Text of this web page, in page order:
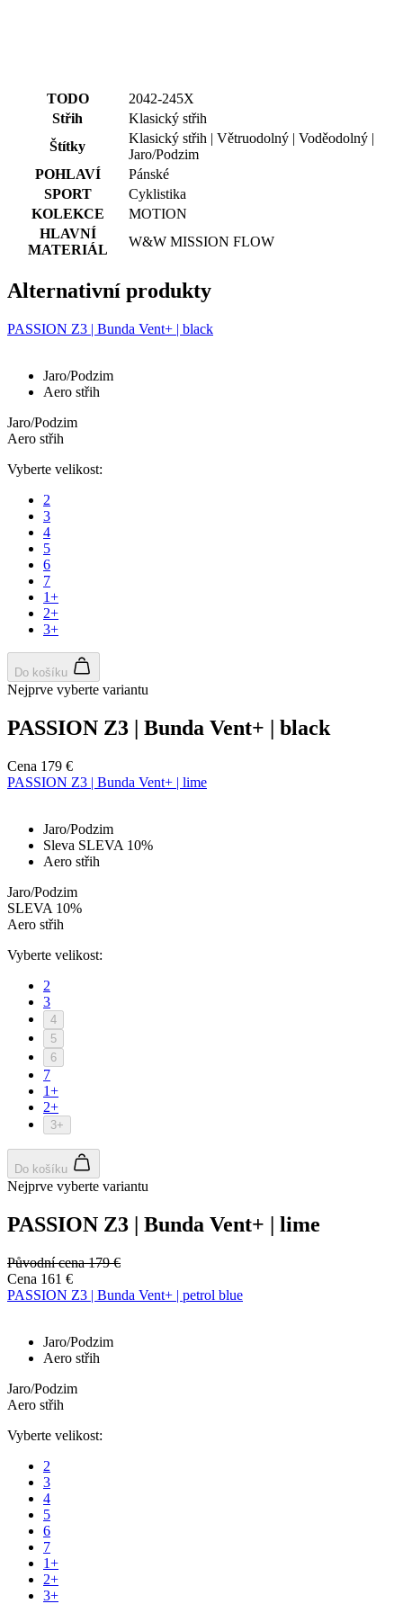
TODO
2042-245X
Střih
Klasický střih
Štítky
Klasický střih | Větruodolný | Voděodolný |
Jaro/Podzim
POHLAVÍ
Pánské
SPORT
Cyklistika
KOLEKCE
MOTION
HLAVNÍ
MATERIÁL
W&W MISSION FLOW
Alternativní produkty
PASSION Z3 | Bunda Vent+ | black
Jaro/Podzim
Aero střih
Jaro/Podzim
Aero střih
Vyberte velikost:
2
3
4
5
6
7
1+
2+
3+
Do košíku
Nejprve vyberte variantu
PASSION Z3 | Bunda Vent+ | black
Cena 179 €
PASSION Z3 | Bunda Vent+ | lime
Jaro/Podzim
Sleva SLEVA 10%
Aero střih
Jaro/Podzim
SLEVA 10%
Aero střih
Vyberte velikost:
2
3
4
5
6
7
1+
2+
3+
Do košíku
Nejprve vyberte variantu
PASSION Z3 | Bunda Vent+ | lime
Původní cena179 €
Cena 161 €
PASSION Z3 | Bunda Vent+ | petrol blue
Jaro/Podzim
Aero střih
Jaro/Podzim
Aero střih
Vyberte velikost:
2
3
4
5
6
7
1+
2+
3+